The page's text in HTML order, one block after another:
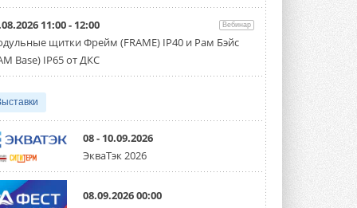
ЦОД с плотностью 54 кВт на
стойку
Испытания прошли на собственной
производственной площадке и были ...
3 АВГУСТА 2026
систему DVM на R32
Линейка включает семь типоразмеров
производительностью от 22,4 до 56 кВт.
Суммарная длина трубопроводов ...
3 АВГУСТА 2026
«СиСофт Девелопмент» подвел
11:00 - 12:00 Вебинар
щитки Фрейм (FRAME) IP40 и Рам Бэйс
Base) IP65 от ДКС
08 - 10.09.2026
ЭкваТэк 2026
08.09.2026 00:00